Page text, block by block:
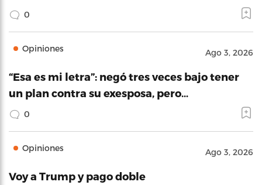
0
Opiniones Ago 3, 2026
“Esa es mi letra”: negó tres veces bajo tener
un plan contra su exesposa, pero…
0
Opiniones Ago 3, 2026
Voy a Trump y pago doble